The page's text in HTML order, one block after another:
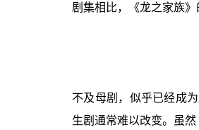
剧集相比，《龙之家族》
不及母剧，似乎已经成
生剧通常难以改变。虽